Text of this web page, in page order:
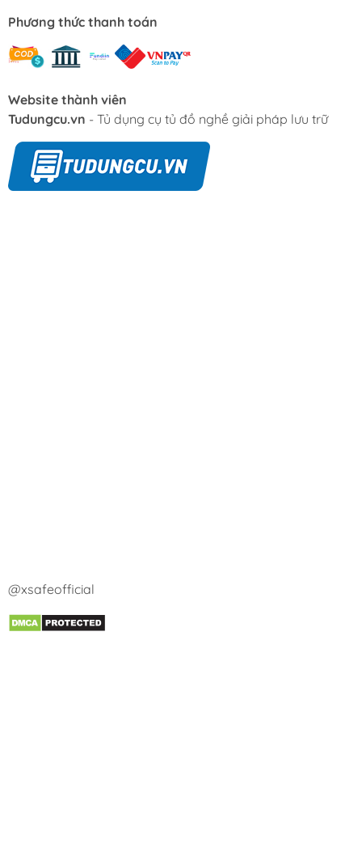
Phương thức thanh toán
Website thành viên
Tudungcu.vn - Tủ dụng cụ tủ đồ nghề giải pháp lưu trữ
@xsafeofficial